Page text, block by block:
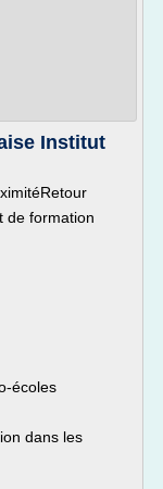
Institut
de formation
écoles
dans les